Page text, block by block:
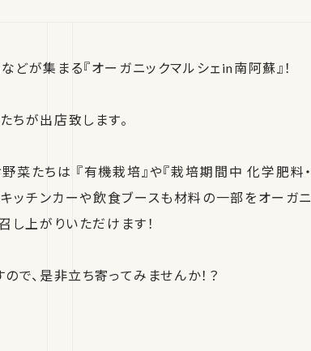
が集まる『オーガニックマルシェin南阿蘇』！
ちが出店致します。
菜たちは 『有機栽培』や『栽培期間中 化学肥料・
ッチンカーや飲食ブースも材料の一部をオーガニ
し上がりいただけます！
で、是非立ち寄ってみませんか！？